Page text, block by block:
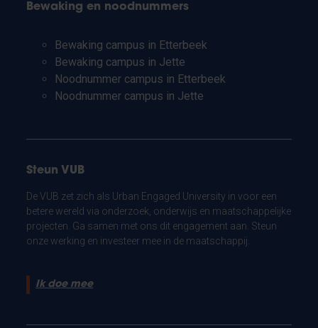
Bewaking en noodnummers
Bewaking campus in Etterbeek
Bewaking campus in Jette
Noodnummer campus in Etterbeek
Noodnummer campus in Jette
Steun VUB
De VUB zet zich als Urban Engaged University in voor een
betere wereld via onderzoek, onderwijs en maatschappelijke
projecten. Ga samen met ons dit engagement aan. Steun
onze werking en investeer mee in de maatschappij.
Ik doe mee